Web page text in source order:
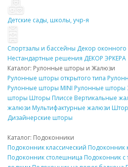
Детские сады, школы, учр-я
Спортзалы и бассейны Декор оконного
Нестандартные решения ДЕКОР ЭРКЕРА
Каталог: Рулонные шторы и Жалюзи
Рулонные шторы открытого типа
Рулонные шторы MINI Рулонные шторы
шторы Шторы Плиссе Вертикальные
жалюзи Мультифактурные жалюзи
Дизайнерские шторы
Каталог: Подоконники
Подоконник классический Подоконник
Подоконник столешница Подоконник с